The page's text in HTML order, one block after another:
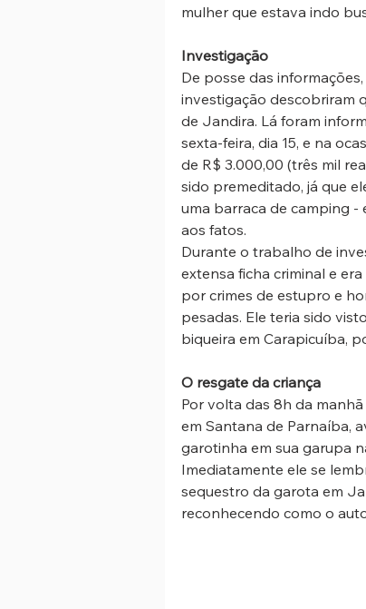
mulher que estava indo
Investigação
De posse das
investigação descobriram
de Jandira. Lá foram
sexta-feira, dia 15, e na
de R$ 3.000,00 (três mil
sido premeditado, já que
uma barraca de camping
aos fatos.
Durante o trabalho de
extensa ficha criminal e
por crimes de estupro e
pesadas. Ele teria sido
biqueira em Carapicuíba,
O resgate da criança
Por volta das 8h da
em Santana de Parnaíba,
garotinha em sua garupa
Imediatamente ele se
sequestro da garota em
reconhecendo como o